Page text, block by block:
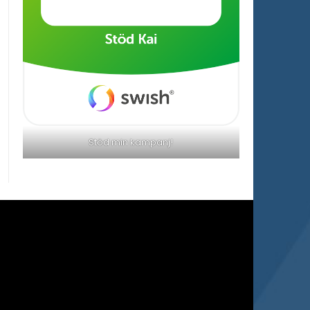
Stöd min kampanj!